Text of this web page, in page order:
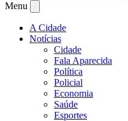
Menu
A Cidade
Notícias
Cidade
Fala Aparecida
Política
Policial
Economia
Saúde
Esportes